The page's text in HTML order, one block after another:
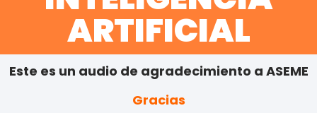
ARTIFICIAL
Este es un audio de agradecimiento a ASEME
Gracias